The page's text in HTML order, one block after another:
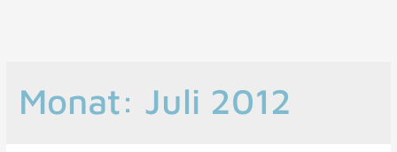
Monat: Juli 2012